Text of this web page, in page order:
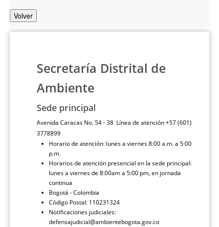
Volver
Secretaría Distrital de
Ambiente
Sede principal
Avenida Caracas No. 54 - 38 Línea de atención +57 (601)
3778899
Horario de atención: lunes a viernes 8:00 a.m. a 5:00
p.m.
Horarios de atención presencial en la sede principal:
lunes a viernes de 8:00am a 5:00 pm, en jornada
continua
Bogotá - Colombia
Código Postal: 110231324
Notificaciones judiciales:
defensajudicial@ambientebogota.gov.co